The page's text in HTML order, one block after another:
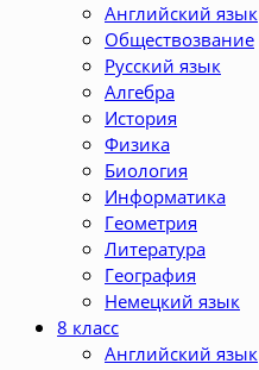
Английский язык
Обществозвание
Русский язык
Алгебра
История
Физика
Биология
Информатика
Геометрия
Литература
География
Немецкий язык
8 класс
Английский язык